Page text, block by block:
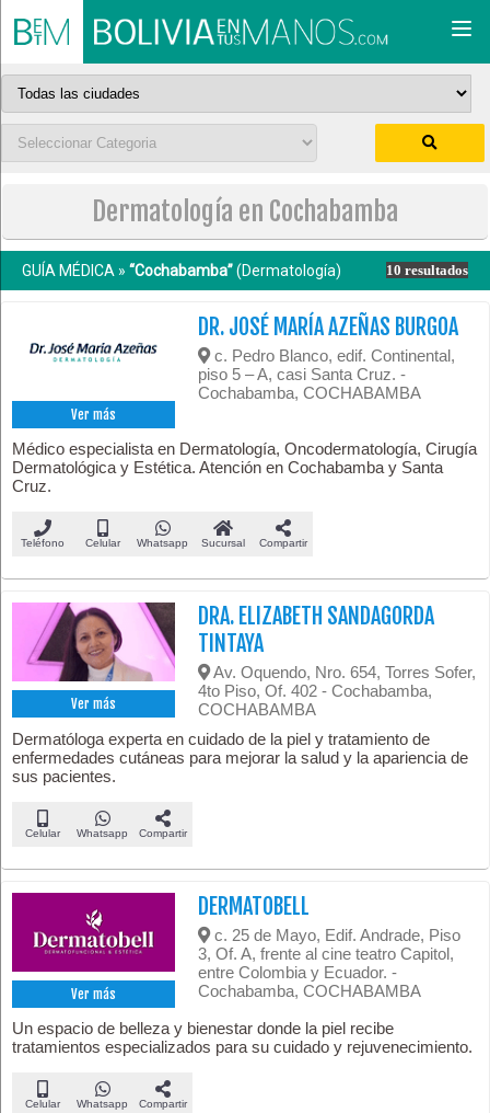
Dermatología en Cochabamba
GUÍA MÉDICA » “Cochabamba”(Dermatología) 10 resultados
Ver más
DR. JOSÉ MARÍA AZEÑAS BURGOA
c. Pedro Blanco, edif. Continental,
piso 5 – A, casi Santa Cruz. -
Cochabamba, COCHABAMBA
Médico especialista en Dermatología, Oncodermatología, Cirugía
Dermatológica y Estética. Atención en Cochabamba y Santa
Cruz.
Teléfono Celular Whatsapp Sucursal Compartir
Ver más
DRA. ELIZABETH SANDAGORDA
TINTAYA
Av. Oquendo, Nro. 654, Torres Sofer,
4to Piso, Of. 402 - Cochabamba,
COCHABAMBA
Dermatóloga experta en cuidado de la piel y tratamiento de
enfermedades cutáneas para mejorar la salud y la apariencia de
sus pacientes.
Celular Whatsapp Compartir
Ver más
DERMATOBELL
c. 25 de Mayo, Edif. Andrade, Piso
3, Of. A, frente al cine teatro Capitol,
entre Colombia y Ecuador. -
Cochabamba, COCHABAMBA
Un espacio de belleza y bienestar donde la piel recibe
tratamientos especializados para su cuidado y rejuvenecimiento.
Celular Whatsapp Compartir